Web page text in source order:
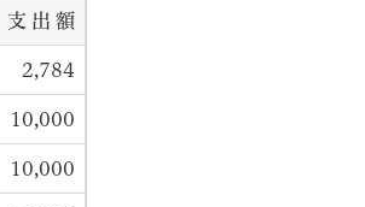
用ガイド
支 出 額
2,784
10,000
10,000